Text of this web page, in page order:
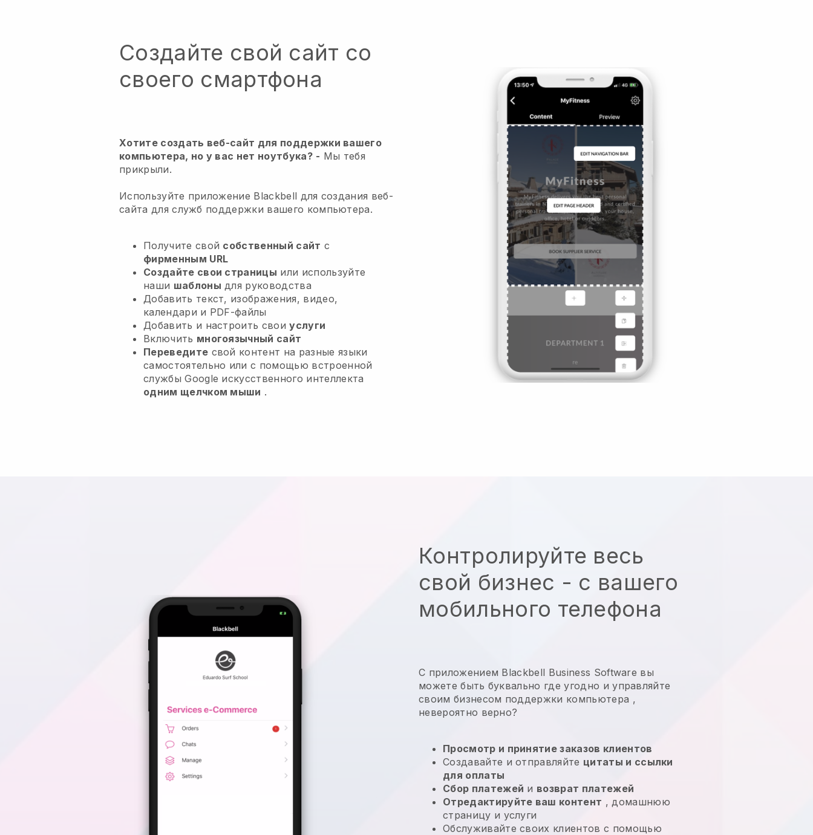
Создайте свой сайт со
своего смартфона
Хотите создать веб-сайт для поддержки вашего
компьютера, но у вас нет ноутбука? - Мы тебя
прикрыли.
Используйте приложение Blackbell для создания веб-
сайта для служб поддержки вашего компьютера.
Получите свой собственный сайт с
фирменным URL
Создайте свои страницы или используйте
наши шаблоны для руководства
Добавить текст, изображения, видео,
календари и PDF-файлы
Добавить и настроить своиуслуги
Включить многоязычный сайт
Переведите свой контент на разные языки
самостоятельно или с помощью встроенной
службы Google искусственного интеллекта
одним щелчком мыши .
Контролируйте весь
свой бизнес - с вашего
мобильного телефона
С приложением Blackbell Business Software вы
можете быть буквально где угодно иуправляйте
своим бизнесом поддержки компьютера ,
невероятно верно?
Просмотр и принятие заказов клиентов
Создавайте и отправляйте цитаты и ссылки
для оплаты
Сбор платежей и возврат платежей
Отредактируйте ваш контент , домашнюю
страницу и услуги
Обслуживайте своих клиентов с помощью